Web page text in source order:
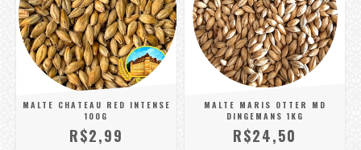
MALTE CHATEAU RED INTENSE
100G
R$2,99
MALTE MARIS OTTER MD
DINGEMANS 1KG
R$24,50